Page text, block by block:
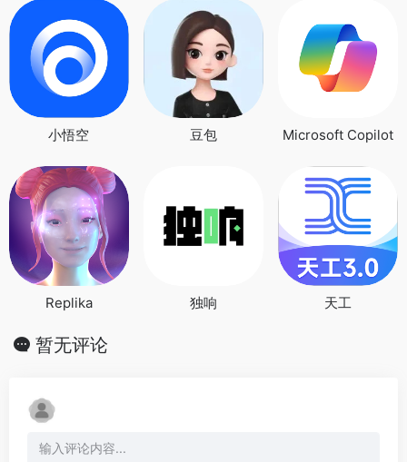
小悟空 豆包 Microsoft Copilot
Replika 独响 天工
暂无评论